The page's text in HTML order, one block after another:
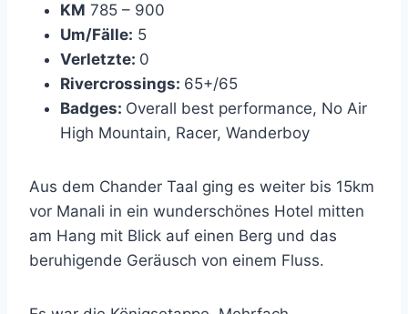
KM 785 – 900
Um/Fälle: 5
Verletzte: 0
Rivercrossings: 65+/65
Badges: Overall best performance, No Air
High Mountain, Racer, Wanderboy
Aus dem Chander Taal ging es weiter bis 15km
vor Manali in ein wunderschönes Hotel mitten
am Hang mit Blick auf einen Berg und das
beruhigende Geräusch von einem Fluss.